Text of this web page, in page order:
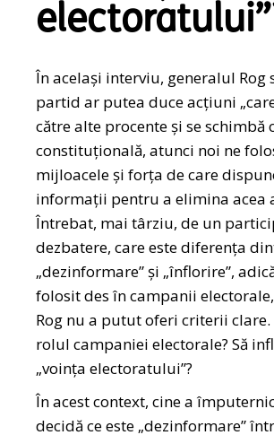
În același interviu, generalul Rog
partid ar putea duce acțiuni
către alte procente și se schimbă
constituțională, atunci noi ne
mijloacele și forța de care
informații pentru a elimina acea
Întrebat, mai târziu, de un
dezbatere, care este diferența
„dezinformare” și „înflorire”,
folosit des în campanii
Rog nu a putut oferi criterii clare.
rolul campaniei electorale? Să
„voința electoratului”?
În acest context, cine a
decidă ce este „dezinformare”